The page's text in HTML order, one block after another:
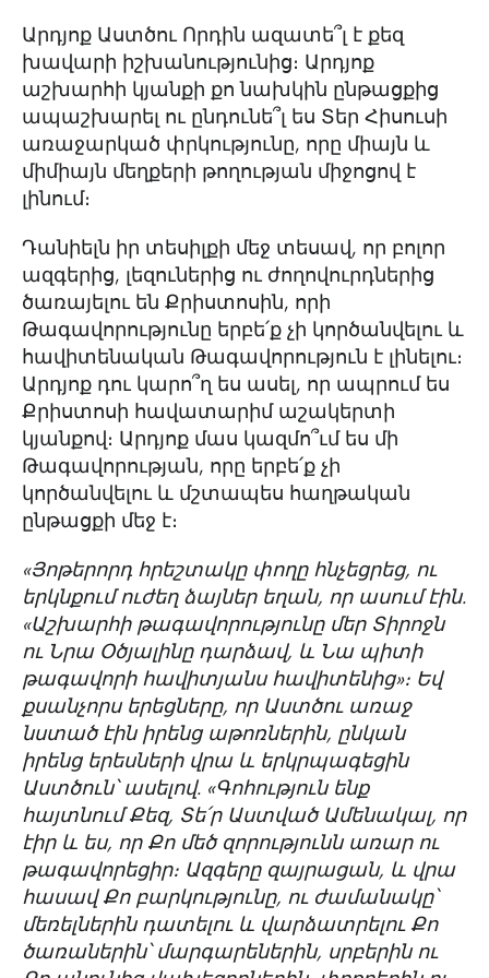
Արդյոք Աստծու Որդին ազատե՞լ է քեզ
խավարի իշխանությունից։ Արդյոք
աշխարհի կյանքի քո նախկին ընթացքից
ապաշխարել ու ընդունե՞լ ես Տեր Հիսուսի
առաջարկած փրկությունը, որը միայն և
միմիայն մեղքերի թողության միջոցով է
լինում։
Դանիելն իր տեսիլքի մեջ տեսավ, որ բոլոր
ազգերից, լեզուներից ու ժողովուրդներից
ծառայելու են Քրիստոսին, որի
Թագավորությունը երբե՛ք չի կործանվելու և
հավիտենական Թագավորություն է լինելու։
Արդյոք դու կարո՞ղ ես ասել, որ ապրում ես
Քրիստոսի հավատարիմ աշակերտի
կյանքով։ Արդյոք մաս կազմո՞ւմ ես մի
Թագավորության, որը երբե՛ք չի
կործանվելու և մշտապես հաղթական
ընթացքի մեջ է։
«Յոթերորդ հրեշտակը փողը հնչեցրեց, ու
երկնքում ուժեղ ձայներ եղան, որ ասում էին.
«Աշխարհի թագավորությունը մեր Տիրոջն
ու Նրա Օծյալինը դարձավ, և Նա պիտի
թագավորի հավիտյանս հավիտենից»։ Եվ
քսանչորս երեցները, որ Աստծու առաջ
նստած էին իրենց աթոռներին, ընկան
իրենց երեսների վրա և երկրպագեցին
Աստծուն՝ ասելով. «Գոհություն ենք
հայտնում Քեզ, Տե՛ր Աստված Ամենակալ, որ
էիր և ես, որ Քո մեծ զորությունն առար ու
թագավորեցիր։ Ազգերը զայրացան, և վրա
հասավ Քո բարկությունը, ու ժամանակը՝
մեռելներին դատելու և վարձատրելու Քո
ծառաներին՝ մարգարեներին, սրբերին ու